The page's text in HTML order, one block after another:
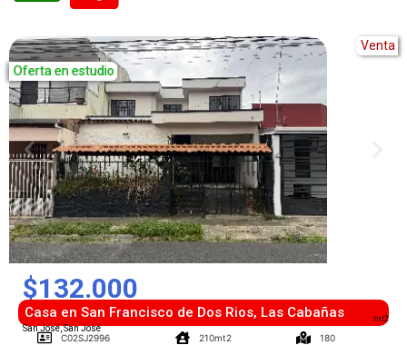
mt2
Venta
Oferta en estudio
$132.000
Casa en San Francisco de Dos Rios, Las Cabañas
San José, San José
C02SJ2996 210mt2
180